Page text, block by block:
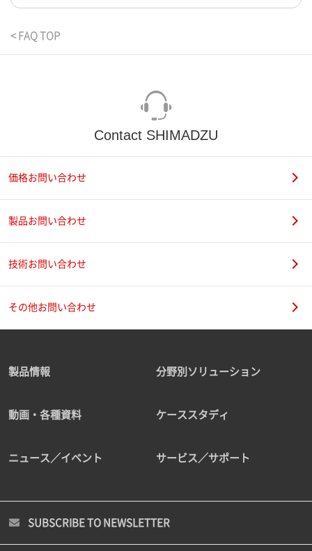
< FAQ TOP
Contact SHIMADZU
価格お問い合わせ
製品お問い合わせ
技術お問い合わせ
その他お問い合わせ
製品情報 分野別ソリューション
動画・各種資料 ケーススタディ
ニュース／イベント サービス／サポート
SUBSCRIBE TO NEWSLETTER